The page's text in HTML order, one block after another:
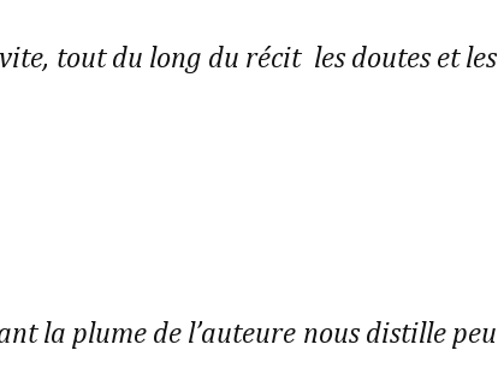
tout du long du récit les doutes et les
la plume de l’auteure nous distille peu